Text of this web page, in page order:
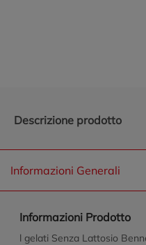
Descrizione prodotto
Informazioni Generali
Informazioni Prodotto
l gelati Senza Lattosio